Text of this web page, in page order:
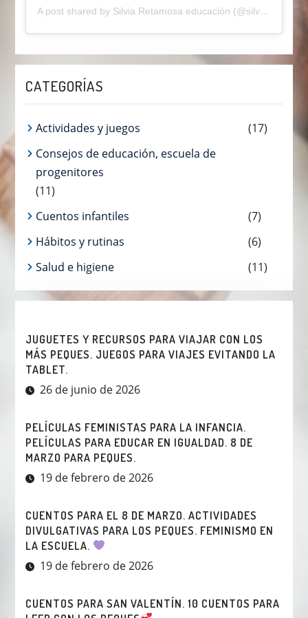
A post shared by Silvia Retamosa educación (@silviaretamosaeducainfantil)
CATEGORÍAS
Actividades y juegos
(17)
Consejos de educación, escuela de
progenitores
(11)
Cuentos infantiles
(7)
Hábitos y rutinas
(6)
Salud e higiene
(11)
JUGUETES Y RECURSOS PARA VIAJAR CON LOS
MÁS PEQUES. JUEGOS PARA VIAJES EVITANDO LA
TABLET.
26 de junio de 2026
PELÍCULAS FEMINISTAS PARA LA INFANCIA.
PELÍCULAS PARA EDUCAR EN IGUALDAD. 8 DE
MARZO PARA PEQUES.
19 de febrero de 2026
CUENTOS PARA EL 8 DE MARZO. ACTIVIDADES
DIVULGATIVAS PARA LOS PEQUES. FEMINISMO EN
LA ESCUELA.
19 de febrero de 2026
CUENTOS PARA SAN VALENTÍN. 10 CUENTOS PARA